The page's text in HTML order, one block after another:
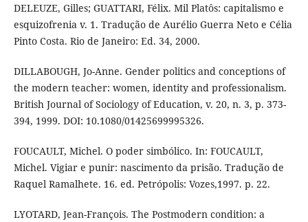
DELEUZE, Gilles; GUATTARI, Félix. Mil Platôs: capitalismo e
esquizofrenia v. 1. Tradução de Aurélio Guerra Neto e Célia
Pinto Costa. Rio de Janeiro: Ed. 34, 2000.
DILLABOUGH, Jo-Anne. Gender politics and conceptions of
the modern teacher: women, identity and professionalism.
British Journal of Sociology of Education, v. 20, n. 3, p. 373-
394, 1999. DOI: 10.1080/01425699995326.
FOUCAULT, Michel. O poder simbólico. In: FOUCAULT,
Michel. Vigiar e punir: nascimento da prisão. Tradução de
Raquel Ramalhete. 16. ed. Petrópolis: Vozes,1997. p. 22.
LYOTARD, Jean-François. The Postmodern condition: a